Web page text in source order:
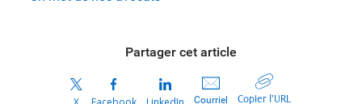
Partager cet article
Courriel Copier l’URL